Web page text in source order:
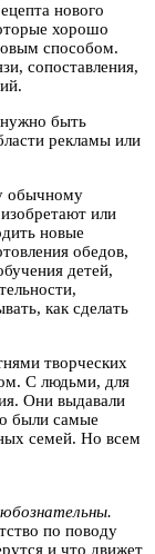
нового
хорошо
способом.
сопоставления,
нужно быть
рекламы или
обычному
или
новые
обедов,
детей,
как сделать
творческих
С людьми, для
Они выдавали
были самые
семей. Но всем
по поводу
и что движет